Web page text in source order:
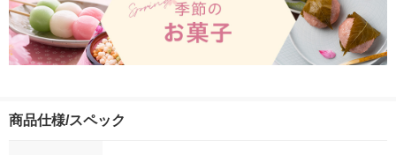
商品仕様/スペック